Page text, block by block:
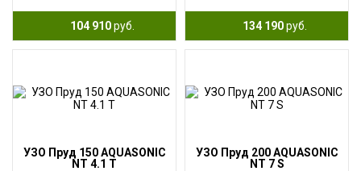
104 910руб. 134 190руб.
УЗО Пруд 150 AQUASONIC
NT 4.1 T
УЗО Пруд 200 AQUASONIC
NT 7 S